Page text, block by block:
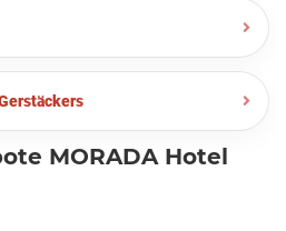
MORADA Hotel